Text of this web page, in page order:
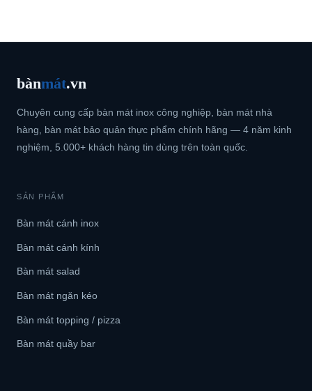
bànmát.vn
Chuyên cung cấp bàn mát inox công nghiệp, bàn mát nhà
hàng, bàn mát bảo quản thực phẩm chính hãng — 4 năm kinh
nghiệm, 5.000+ khách hàng tin dùng trên toàn quốc.
SẢN PHẨM
Bàn mát cánh inox
Bàn mát cánh kính
Bàn mát salad
Bàn mát ngăn kéo
Bàn mát topping / pizza
Bàn mát quầy bar